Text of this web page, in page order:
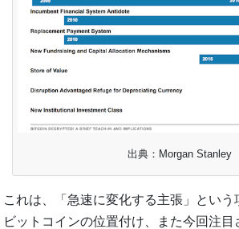
出典：Morgan Stanley
これは、「急速に変化する主張」とい
ビットコインの位置付け、また今回注